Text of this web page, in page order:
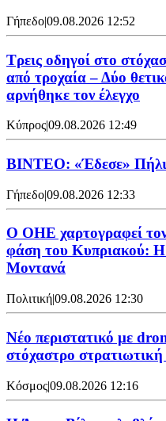
Γήπεδο|09.08.2026 12:52
Τρεις οδηγοί στο
από τροχαία – Δύο
αρνήθηκε τον έλεγχο
Κύπρος|09.08.2026 12:49
ΒΙΝΤΕΟ: «Έδεσε»
Γήπεδο|09.08.2026 12:33
Ο ΟΗΕ χαρτογραφεί
φάση του Κυπριακού:
Μοντανά
Πολιτική|09.08.2026 12:30
Νέο περιστατικό με
στόχαστρο
Κόσμος|09.08.2026 12:16